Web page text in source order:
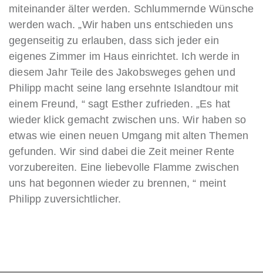
miteinander älter werden. Schlummernde Wünsche
werden wach. „Wir haben uns entschieden uns
gegenseitig zu erlauben, dass sich jeder ein
eigenes Zimmer im Haus einrichtet. Ich werde in
diesem Jahr Teile des Jakobsweges gehen und
Philipp macht seine lang ersehnte Islandtour mit
einem Freund, “ sagt Esther zufrieden. „Es hat
wieder klick gemacht zwischen uns. Wir haben so
etwas wie einen neuen Umgang mit alten Themen
gefunden. Wir sind dabei die Zeit meiner Rente
vorzubereiten. Eine liebevolle Flamme zwischen
uns hat begonnen wieder zu brennen, “ meint
Philipp zuversichtlicher.